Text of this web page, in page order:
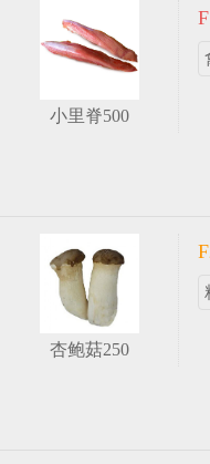
小里脊500
杏鲍菇250